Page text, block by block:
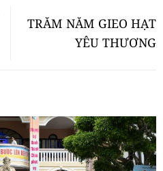
TRĂM NĂM GIEO HẠT
YÊU THƯƠNG